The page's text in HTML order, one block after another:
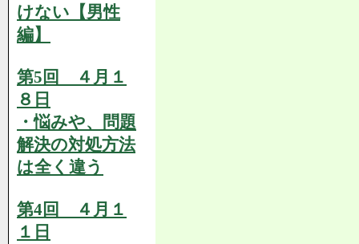
けない【男性
編】
第5回 ４月１
８日
・悩みや、問題
解決の対処方法
は全く違う
第4回 ４月１
１日